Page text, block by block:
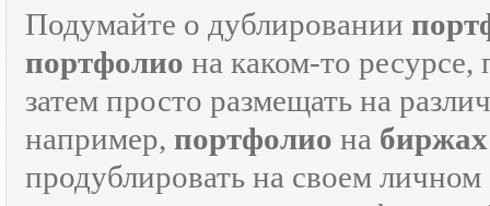
Подумайте о дублировании
портфолио на каком-то ресурсе,
затем просто размещать на
например, портфолио на
продублировать на своем